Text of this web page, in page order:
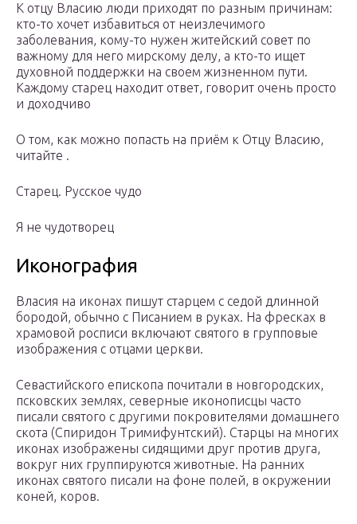
К отцу Власию люди приходят по разным причинам:
кто-то хочет избавиться от неизлечимого
заболевания, кому-то нужен житейский совет по
важному для него мирскому делу, а кто-то ищет
духовной поддержки на своем жизненном пути.
Каждому старец находит ответ, говорит очень просто
и доходчиво
О том, как можно попасть на приём к Отцу Власию,
читайте .
Старец. Русское чудо
Я не чудотворец
Иконография
Власия на иконах пишут старцем с седой длинной
бородой, обычно с Писанием в руках. На фресках в
храмовой росписи включают святого в групповые
изображения с отцами церкви.
Севастийского епископа почитали в новгородских,
псковских землях, северные иконописцы часто
писали святого с другими покровителями домашнего
скота (Спиридон Тримифунтский). Старцы на многих
иконах изображены сидящими друг против друга,
вокруг них группируются животные. На ранних
иконах святого писали на фоне полей, в окружении
коней, коров.